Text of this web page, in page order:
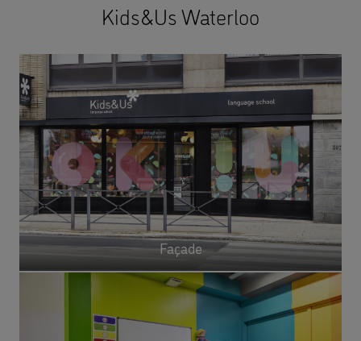
Kids&Us Waterloo
Façade